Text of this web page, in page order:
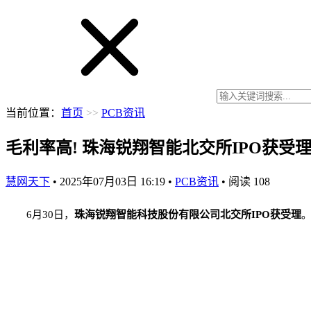
当前位置： 首页 >> PCB资讯
毛利率高! 珠海锐翔智能北交所IPO获受理
慧网天下 • 2025年07月03日 16:19 • PCB资讯 • 阅读 108
6月30日， 珠海锐翔智能科技股份有限公司 北交所IPO获受理。